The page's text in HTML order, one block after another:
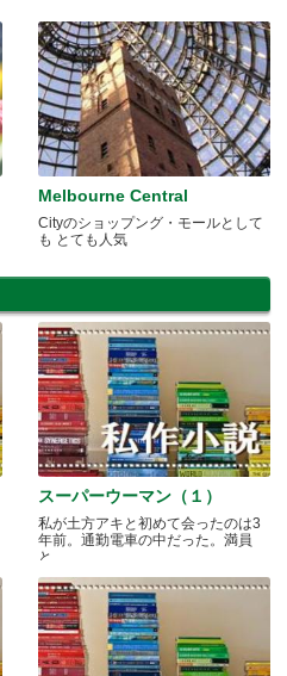
Melbourne Central
Cityのショップング・モールとして
も とても人気
スーパーウーマン（１）
私が土方アキと初めて会ったのは3
年前。通勤電車の中だった。満員
と.....